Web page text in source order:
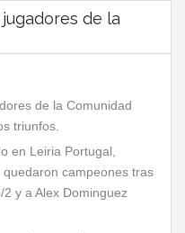
de la
de la Comunidad
triunfos.
en Leiria Portugal,
campeones tras
y a Alex Dominguez